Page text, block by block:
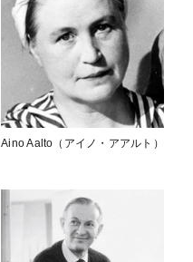
Aino Aalto（アイノ・アアルト）